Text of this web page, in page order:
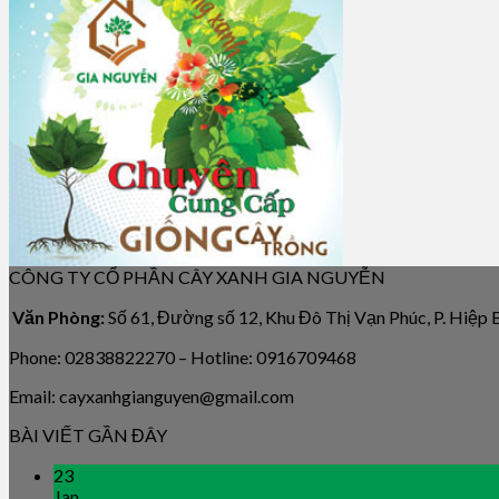
CÔNG TY CỔ PHẦN CÂY XANH GIA NGUYỄN
Văn Phòng: Số 61, Đường số 12, Khu Đô Thị Vạn Phúc, P.
Phone: 02838822270 – Hotline: 0916709468
Email: cayxanhgianguyen@gmail.com
BÀI VIẾT GẦN ĐÂY
23